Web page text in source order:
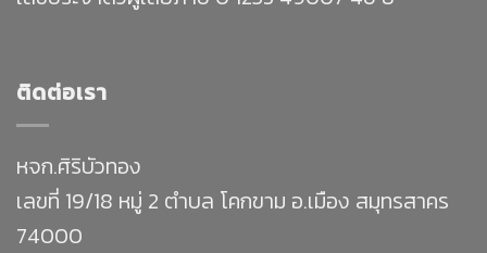
ติดต่อเรา
หจก.ศิริบัวทอง
เลขที่ 19/18 หมู่ 2 ตำบล โคกขาม อ.เมือง สมุทรสาคร
74000